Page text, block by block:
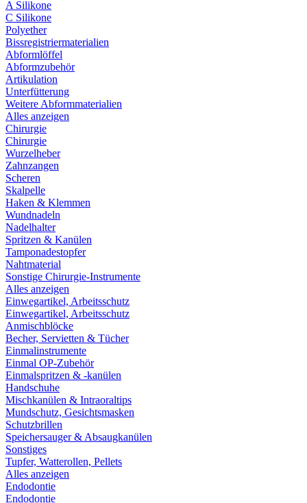
A Silikone
C Silikone
Polyether
Bissregistriermaterialien
Abformlöffel
Abformzubehör
Artikulation
Unterfütterung
Weitere Abformmaterialien
Alles anzeigen
Chirurgie
Chirurgie
Wurzelheber
Zahnzangen
Scheren
Skalpelle
Haken & Klemmen
Wundnadeln
Nadelhalter
Spritzen & Kanülen
Tamponadestopfer
Nahtmaterial
Sonstige Chirurgie-Instrumente
Alles anzeigen
Einwegartikel, Arbeitsschutz
Einwegartikel, Arbeitsschutz
Anmischblöcke
Becher, Servietten & Tücher
Einmalinstrumente
Einmal OP-Zubehör
Einmalspritzen & -kanülen
Handschuhe
Mischkanülen & Intraoraltips
Mundschutz, Gesichtsmasken
Schutzbrillen
Speichersauger & Absaugkanülen
Sonstiges
Tupfer, Watterollen, Pellets
Alles anzeigen
Endodontie
Endodontie